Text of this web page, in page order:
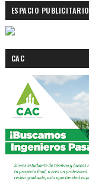
ESPACIO PUBLICITARIO
CAC